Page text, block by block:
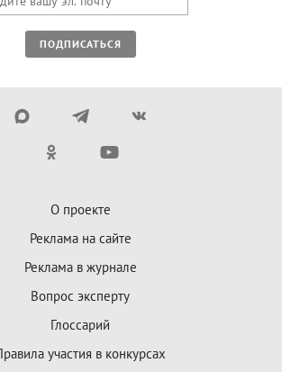
ПОДПИСАТЬСЯ
О проекте
Реклама на сайте
Реклама в журнале
Вопрос эксперту
Глоссарий
участия в конкурсах